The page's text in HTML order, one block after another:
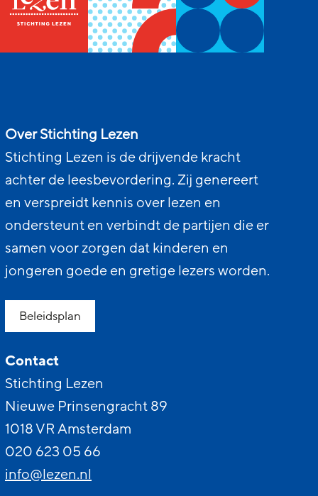
Over Stichting Lezen
Stichting Lezen is de drijvende kracht
achter de leesbevordering. Zij genereert
en verspreidt kennis over lezen en
ondersteunt en verbindt de partijen die er
samen voor zorgen dat kinderen en
jongeren goede en gretige lezers worden.
Beleidsplan
Contact
Stichting Lezen
Nieuwe Prinsengracht 89
1018 VR Amsterdam
020 623 05 66
info@lezen.nl